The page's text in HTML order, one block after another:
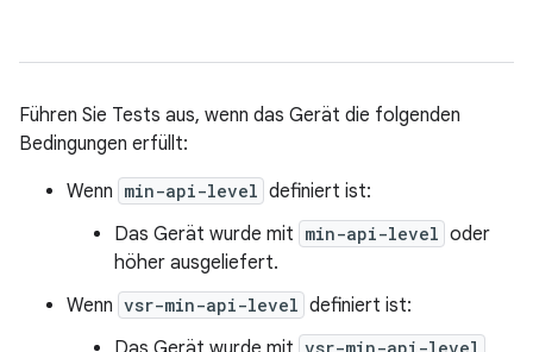
Führen Sie Tests aus, wenn das Gerät die folgenden
Bedingungen erfüllt:
Wenn min-api-level definiert ist:
Das Gerät wurde mit min-api-level oder
höher ausgeliefert.
Wenn vsr-min-api-level definiert ist: